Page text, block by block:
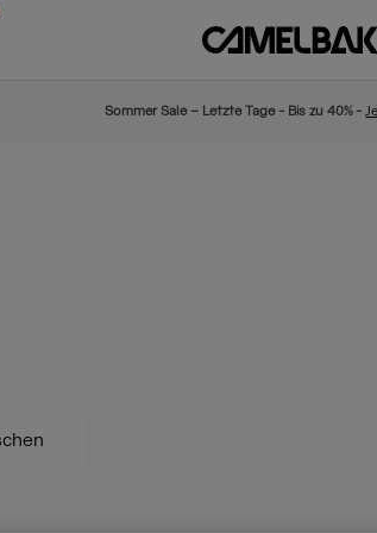
Sommer Sale – Letzte Tage - Bis zu 40% -